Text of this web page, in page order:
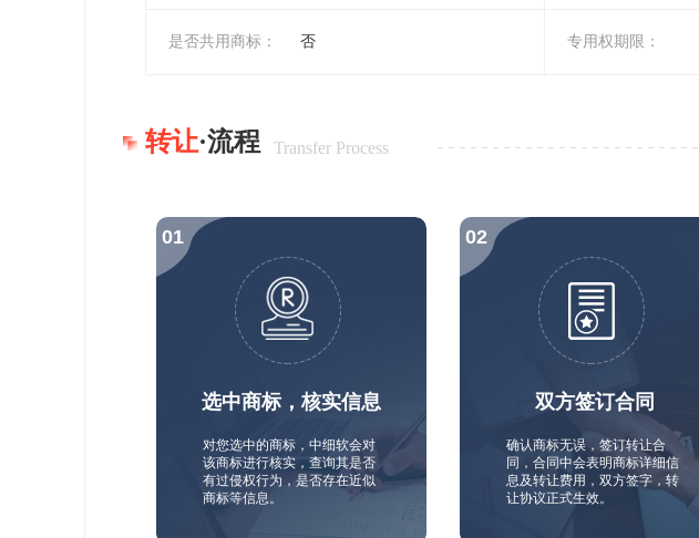
是否共用商标： 否 专用权期限：
转让·流程 Transfer Process
选中商标，核实信息
对您选中的商标，中细软会对
该商标进行核实，查询其是否
有过侵权行为，是否存在近似
商标等信息。
双方签订合同
确认商标无误，签订转让合
同，合同中会表明商标详细信
息及转让费用，双方签字，转
让协议正式生效。